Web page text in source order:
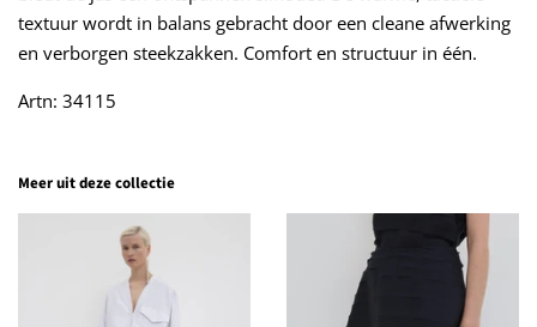
textuur wordt in balans gebracht door een cleane afwerking
en verborgen steekzakken. Comfort en structuur in één.
Artn: 34115
Meer uit deze collectie